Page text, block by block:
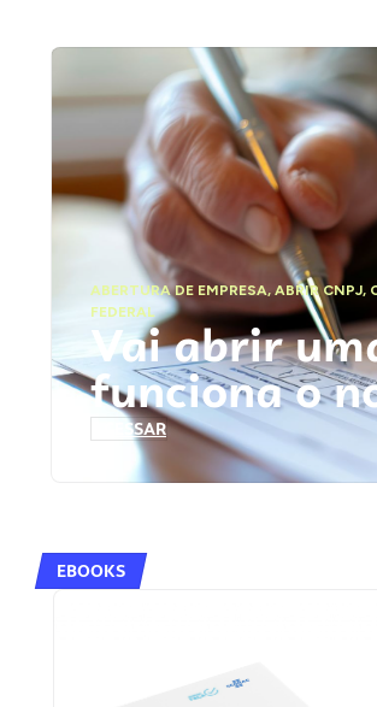
ABERTURA DE EMPRESA,ABRIR CNPJ,
FEDERAL
Vai abrir
funciona o
ACESSAR
EBOOKS